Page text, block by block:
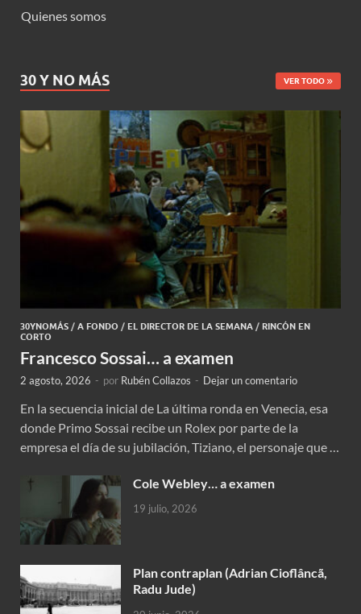
Quienes somos
30 Y NO MÁS VER TODO
30YNOMÁS / A FONDO / EL DIRECTOR DE LA SEMANA / RINCÓN EN
CORTO
Francesco Sossai… a examen
2 agosto, 2026 - por Rubén Collazos - Dejar un comentario
En la secuencia inicial de La última ronda en Venecia, esa
donde Primo Sossai recibe un Rolex por parte de la
empresa el día de su jubilación, Tiziano, el personaje que …
Cole Webley… a examen
19 julio, 2026
Plan contraplan (Adrian Cioflâncã,
Radu Jude)